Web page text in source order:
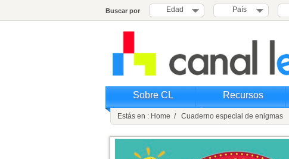
Buscar por Edad País
Sobre CL Recursos
Estás en : Home / Cuaderno especial de enigmas